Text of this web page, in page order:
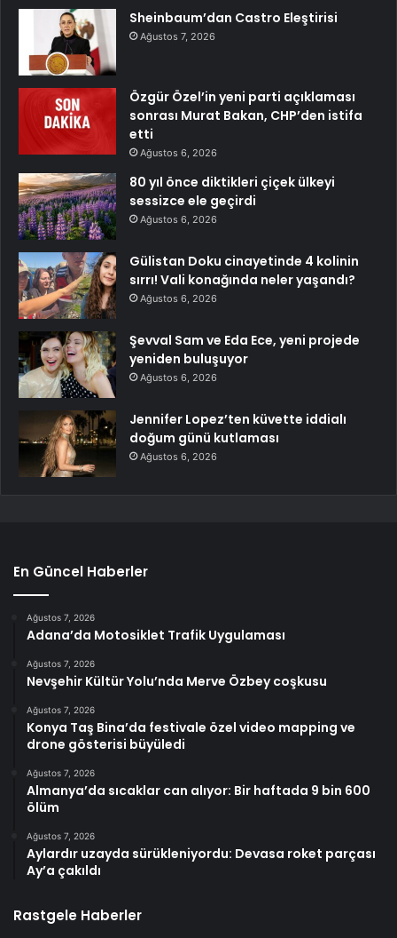
Sheinbaum’dan Castro Eleştirisi
Ağustos 7, 2026
Özgür Özel’in yeni parti açıklaması
sonrası Murat Bakan, CHP’den istifa
etti
Ağustos 6, 2026
80 yıl önce diktikleri çiçek ülkeyi
sessizce ele geçirdi
Ağustos 6, 2026
Gülistan Doku cinayetinde 4 kolinin
sırrı! Vali konağında neler yaşandı?
Ağustos 6, 2026
Şevval Sam ve Eda Ece, yeni projede
yeniden buluşuyor
Ağustos 6, 2026
Jennifer Lopez’ten küvette iddialı
doğum günü kutlaması
Ağustos 6, 2026
En Güncel Haberler
Ağustos 7, 2026
Adana’da Motosiklet Trafik Uygulaması
Ağustos 7, 2026
Nevşehir Kültür Yolu’nda Merve Özbey coşkusu
Ağustos 7, 2026
Konya Taş Bina’da festivale özel video mapping ve
drone gösterisi büyüledi
Ağustos 7, 2026
Almanya’da sıcaklar can alıyor: Bir haftada 9 bin 600
ölüm
Ağustos 7, 2026
Aylardır uzayda sürükleniyordu: Devasa roket parçası
Ay’a çakıldı
Rastgele Haberler